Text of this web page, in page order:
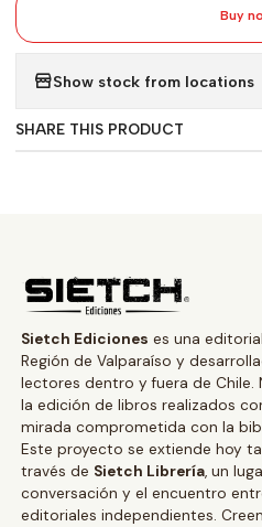
Buy
Show stock from locations
SHARE THIS PRODUCT
Sietch Ediciones es una
Región de Valparaíso y
lectores dentro y fuera de
la edición de libros realizados
mirada comprometida con la
Este proyecto se extiende hoy
través de Sietch Librería, un
conversación y el encuentro
editoriales independientes.